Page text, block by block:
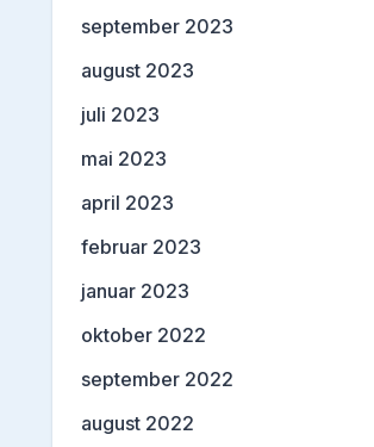
september 2023
august 2023
juli 2023
mai 2023
april 2023
februar 2023
januar 2023
oktober 2022
september 2022
august 2022